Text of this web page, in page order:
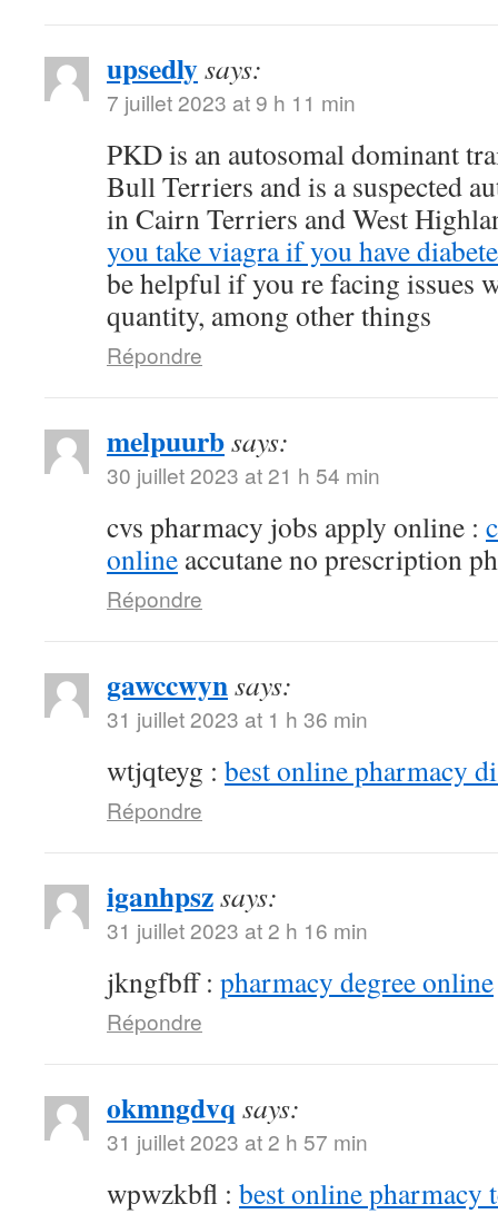
upsedlysays:
7 juillet 2023 at 9 h 11 min
PKD is an autosomal dominant
Bull Terriers and is a suspected
in Cairn Terriers and West
you take viagra if you have
be helpful if you re facing issues
quantity, among other things
Répondre
melpuurbsays:
30 juillet 2023 at 21 h 54 min
cvs pharmacy jobs apply online :
online accutane no prescription
Répondre
gawccwynsays:
31 juillet 2023 at 1 h 36 min
wtjqteyg : best online pharmacy
Répondre
iganhpszsays:
31 juillet 2023 at 2 h 16 min
jkngfbff : pharmacy degree online
Répondre
okmngdvq says:
31 juillet 2023 at 2 h 57 min
wpwzkbfl : best online pharmacy